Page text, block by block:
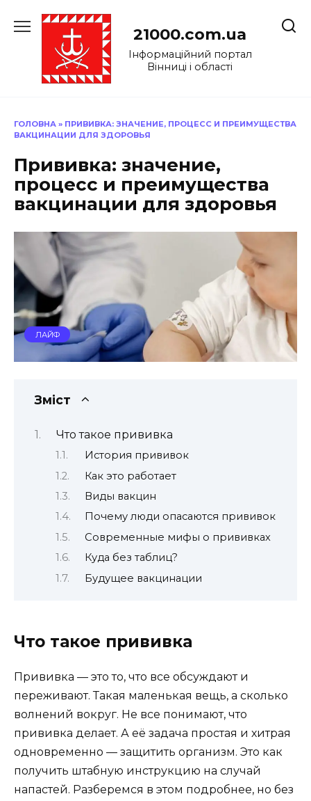
до
21000.com.ua
Інформаційний портал
Вінниці і області
ГОЛОВНА » ПРИВИВКА: ЗНАЧЕНИЕ, ПРОЦЕСС И ПРЕИМУЩЕСТВА
ВАКЦИНАЦИИ ДЛЯ ЗДОРОВЬЯ
Прививка: значение,
процесс и преимущества
вакцинации для здоровья
ЛАЙФ
Зміст
Что такое прививка
История прививок
Как это работает
Виды вакцин
Почему люди опасаются прививок
Современные мифы о прививках
Куда без таблиц?
Будущее вакцинации
Что такое прививка
Прививка — это то, что все обсуждают и
переживают. Такая маленькая вещь, а сколько
волнений вокруг. Не все понимают, что
прививка делает. А её задача простая и хитрая
одновременно — защитить организм. Это как
получить штабную инструкцию на случай
напастей. Разберемся в этом подробнее, но без